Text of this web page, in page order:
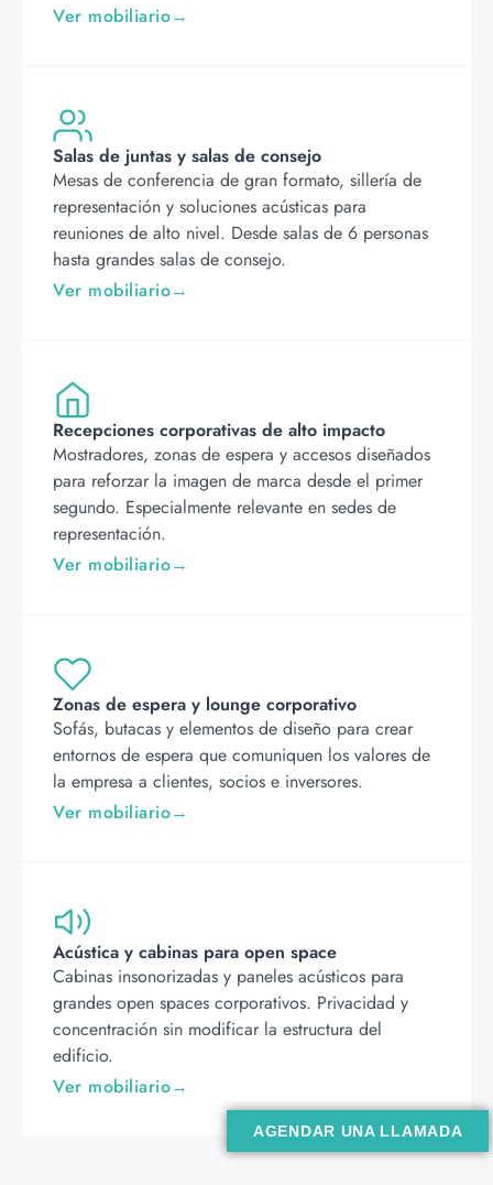
AGENDAR UNA LLAMADA
Ver mobiliario
Salas de juntas y salas de consejo
Mesas de conferencia de gran formato, sillería de
representación y soluciones acústicas para
reuniones de alto nivel. Desde salas de 6 personas
hasta grandes salas de consejo.
Ver mobiliario
Recepciones corporativas de alto impacto
Mostradores, zonas de espera y accesos diseñados
para reforzar la imagen de marca desde el primer
segundo. Especialmente relevante en sedes de
representación.
Ver mobiliario
Zonas de espera y lounge corporativo
Sofás, butacas y elementos de diseño para crear
entornos de espera que comuniquen los valores de
la empresa a clientes, socios e inversores.
Ver mobiliario
Acústica y cabinas para open space
Cabinas insonorizadas y paneles acústicos para
grandes open spaces corporativos. Privacidad y
concentración sin modificar la estructura del
edificio.
Ver mobiliario